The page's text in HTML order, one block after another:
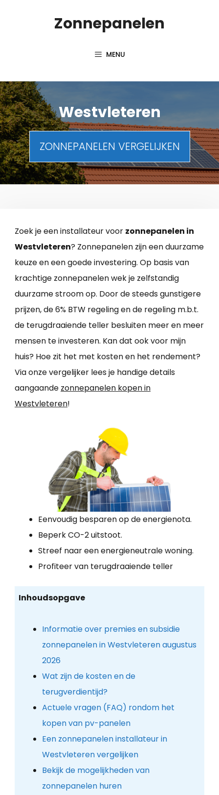
Zonnepanelen
MENU
Westvleteren
ZONNEPANELEN VERGELIJKEN
Zoek je een installateur voor zonnepanelen in
Westvleteren? Zonnepanelen zijn een duurzame
keuze en een goede investering. Op basis van
krachtige zonnepanelen wek je zelfstandig
duurzame stroom op. Door de steeds gunstigere
prijzen, de 6% BTW regeling en de regeling m.b.t.
de terugdraaiende teller besluiten meer en meer
mensen te investeren. Kan dat ook voor mijn
huis? Hoe zit het met kosten en het rendement?
Via onze vergelijker lees je handige details
aangaande zonnepanelen kopen in
Westvleteren!
Eenvoudig besparen op de energienota.
Beperk CO-2 uitstoot.
Streef naar een energieneutrale woning.
Profiteer van terugdraaiende teller
Inhoudsopgave
Informatie over premies en subsidie
zonnepanelen in Westvleteren augustus
2026
Wat zijn de kosten en de
terugverdientijd?
Actuele vragen (FAQ) rondom het
kopen van pv-panelen
Een zonnepanelen installateur in
Westvleteren vergelijken
Bekijk de mogelijkheden van
zonnepanelen huren